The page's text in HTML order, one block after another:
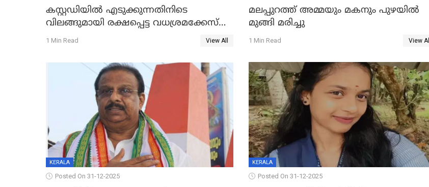
കസ്റ്റഡിയിൽ എടുക്കുന്നതിനിടെ
വിലങ്ങുമായി രക്ഷപ്പെട്ട വധശ്രമക്കേസ്
പ്രതി പിടിയിൽ
1 Min Read View All
മലപ്പുറത്ത് അമ്മയും മകനും പുഴയിൽ
മുങ്ങി മരിച്ചു
1 Min Read View All
KERALA
Posted On 31-12-2025
KERALA
Posted On 31-12-2025